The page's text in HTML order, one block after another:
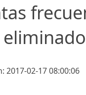
2017-02-17 08:00:06